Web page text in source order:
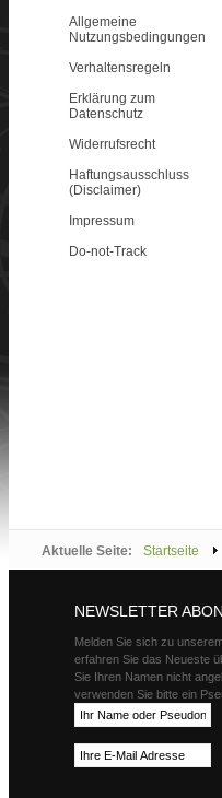
Allgemeine
Nutzungsbedingungen
Verhaltensregeln
Erklärung zum
Datenschutz
Widerrufsrecht
Haftungsausschluss
(Disclaimer)
Impressum
Do-not-Track
Aktuelle Seite: Startseite
NEWSLETTER
Melden Sie sich zu
erfahren Sie das Neueste
Sie Ihren Namen nicht
verwenden Sie bitte ein